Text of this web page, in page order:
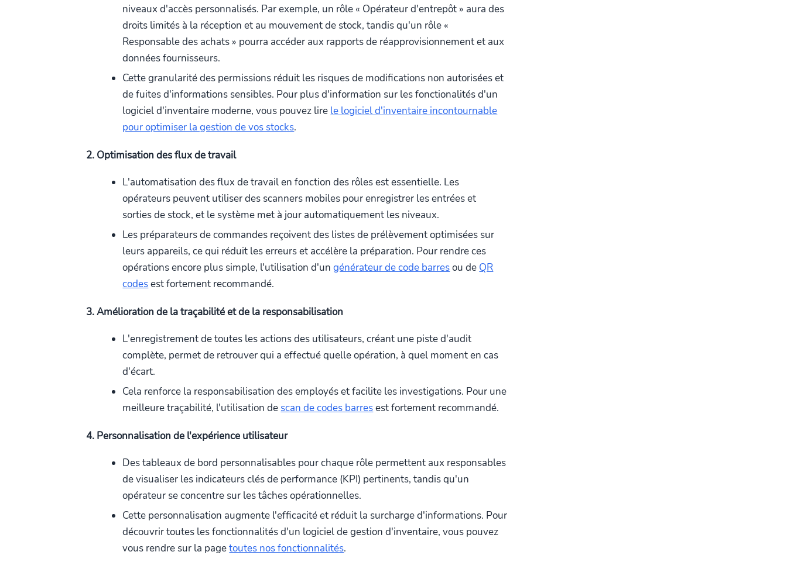
niveaux d'accès personnalisés. Par exemple, un rôle « Opérateur d'entrepôt » aura des
droits limités à la réception et au mouvement de stock, tandis qu'un rôle «
Responsable des achats » pourra accéder aux rapports de réapprovisionnement et aux
données fournisseurs.
Cette granularité des permissions réduit les risques de modifications non autorisées et
de fuites d'informations sensibles. Pour plus d'information sur les fonctionalités d'un
logiciel d'inventaire moderne, vous pouvez lire le logiciel d'inventaire incontournable
pour optimiser la gestion de vos stocks.
2. Optimisation des flux de travail
L'automatisation des flux de travail en fonction des rôles est essentielle. Les
opérateurs peuvent utiliser des scanners mobiles pour enregistrer les entrées et
sorties de stock, et le système met à jour automatiquement les niveaux.
Les préparateurs de commandes reçoivent des listes de prélèvement optimisées sur
leurs appareils, ce qui réduit les erreurs et accélère la préparation. Pour rendre ces
opérations encore plus simple, l'utilisation d'ungénérateur de code barresou de QR
codesest fortement recommandé.
3. Amélioration de la traçabilité et de la responsabilisation
L'enregistrement de toutes les actions des utilisateurs, créant une piste d'audit
complète, permet de retrouver qui a effectué quelle opération, à quel moment en cas
d'écart.
Cela renforce la responsabilisation des employés et facilite les investigations. Pour une
meilleure traçabilité, l'utilisation de scan de codes barresest fortement recommandé.
4. Personnalisation de l'expérience utilisateur
Des tableaux de bord personnalisables pour chaque rôle permettent aux responsables
de visualiser les indicateurs clés de performance (KPI) pertinents, tandis qu'un
opérateur se concentre sur les tâches opérationnelles.
Cette personnalisation augmente l'efficacité et réduit la surcharge d'informations. Pour
découvrir toutes les fonctionnalités d'un logiciel de gestion d'inventaire, vous pouvez
vous rendre sur la pagetoutes nos fonctionnalités.